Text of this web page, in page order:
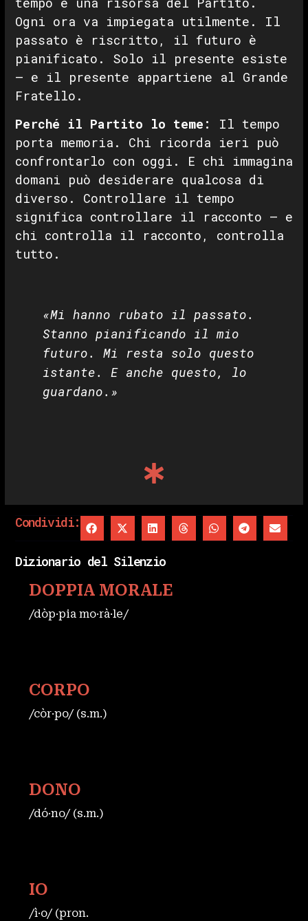
Ogni ora va impiegata utilmente. Il
passato è riscritto, il futuro è
pianificato. Solo il presente esiste
— e il presente appartiene al Grande
Fratello.
Perché il Partito lo teme:
Il tempo
porta memoria. Chi ricorda ieri può
confrontarlo con oggi. E chi immagina
domani può desiderare qualcosa di
diverso. Controllare il tempo
significa controllare il racconto — e
chi controlla il racconto, controlla
tutto.
«Mi hanno rubato il passato.
Stanno pianificando il mio
futuro. Mi resta solo questo
istante. E anche questo, lo
guardano.»
Condividi:
Dizionario del Silenzio
DOPPIA MORALE
/dòp·pia mo·rà·le/
CORPO
/còr·po/ (s.m.)
DONO
/dó·no/ (s.m.)
IO
/ì·o/ (pron.